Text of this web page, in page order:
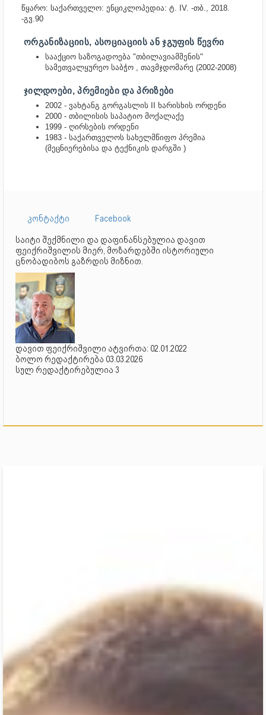
წყარო: საქართველო: ენციკლოპედია: ტ. IV. -თბ., 2018.
-გვ.90
ᲝᲠᲒᲐᲜᲘᲖᲐᲪᲘᲘᲡ, ᲐᲡᲝᲪᲘᲐᲪᲘᲘᲡ ᲐᲜ ᲯᲒᲣᲤᲘᲡ ᲬᲔᲕᲠᲘ
სააქციო საზოგადოება "თბილავიამშენის"
სამეთვალყურეო საბჭო , თავმჯდომარე (2002-2008)
ᲯᲘᲚᲓᲝᲔᲑᲘ, ᲞᲠᲔᲛᲘᲔᲑᲘ ᲓᲐ ᲞᲠᲘᲖᲔᲑᲘ
2002 - ვახტანგ გორგასლის II ხარისხის ორდენი
2000 - თბილისის საპატიო მოქალაქე
1999 - ღირსების ორდენი
1983 - საქართველოს სახელმწიფო პრემია
(მეცნიერებისა და ტექნიკის დარგში )
კონტაქტი
Facebook
საიტი შექმნილი და დაფინანსებულია დავით
ფეიქრიშვილის მიერ, მოზარდებში ისტორიული
ცნობადიბოს გაზრდის მიზნით.
დავით ფეიქრიშვილი ატვირთა: 02.01.2022
ბოლო რედაქტირება 03.03.2026
სულ რედაქტირებულია 3